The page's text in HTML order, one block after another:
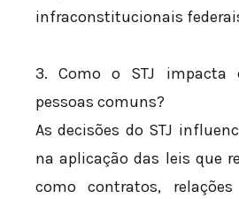
infraconstitucionais
3. Como o STJ impacta
pessoas comuns?
As decisões do STJ
na aplicação das leis que
como contratos,